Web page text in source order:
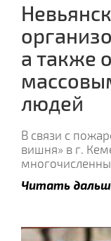
а также
людей
В связи с
вишня» в г.
Читать